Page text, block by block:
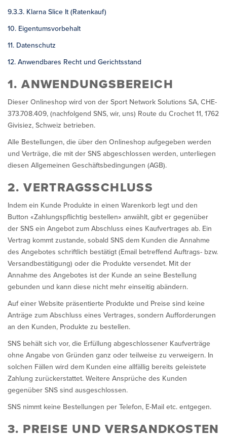
9.3.3. Klarna Slice It (Ratenkauf)
10. Eigentumsvorbehalt
11. Datenschutz
12. Anwendbares Recht und Gerichtsstand
1. ANWENDUNGSBEREICH
Dieser Onlineshop wird von der Sport Network Solutions SA, CHE-
373.708.409, (nachfolgend SNS, wir, uns) Route du Crochet 11, 1762
Givisiez, Schweiz betrieben.
Alle Bestellungen, die über den Onlineshop aufgegeben werden
und Verträge, die mit der SNS abgeschlossen werden, unterliegen
diesen Allgemeinen Geschäftsbedingungen (AGB).
2. VERTRAGSSCHLUSS
Indem ein Kunde Produkte in einen Warenkorb legt und den
Button «Zahlungspflichtig bestellen» anwählt, gibt er gegenüber
der SNS ein Angebot zum Abschluss eines Kaufvertrages ab. Ein
Vertrag kommt zustande, sobald SNS dem Kunden die Annahme
des Angebotes schriftlich bestätigt (Email betreffend Auftrags- bzw.
Versandbestätigung) oder die Produkte versendet. Mit der
Annahme des Angebotes ist der Kunde an seine Bestellung
gebunden und kann diese nicht mehr einseitig abändern.
Auf einer Website präsentierte Produkte und Preise sind keine
Anträge zum Abschluss eines Vertrages, sondern Aufforderungen
an den Kunden, Produkte zu bestellen.
SNS behält sich vor, die Erfüllung abgeschlossener Kaufverträge
ohne Angabe von Gründen ganz oder teilweise zu verweigern. In
solchen Fällen wird dem Kunden eine allfällig bereits geleistete
Zahlung zurückerstattet. Weitere Ansprüche des Kunden
gegenüber SNS sind ausgeschlossen.
SNS nimmt keine Bestellungen per Telefon, E-Mail etc. entgegen.
3. PREISE UND VERSANDKOSTEN